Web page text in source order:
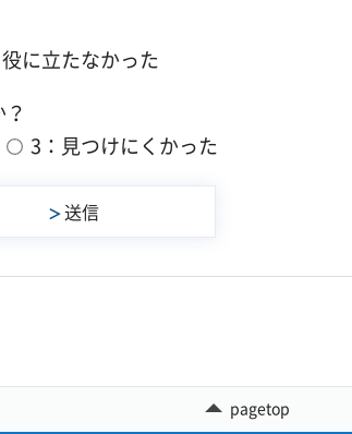
に立たなかった
3：見つけにくかった
pagetop